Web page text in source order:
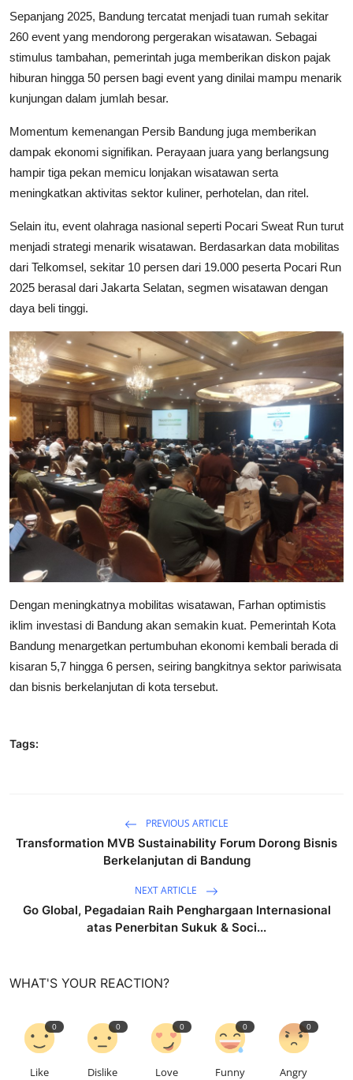
Sepanjang 2025, Bandung tercatat menjadi tuan rumah sekitar
260 event yang mendorong pergerakan wisatawan. Sebagai
stimulus tambahan, pemerintah juga memberikan diskon pajak
hiburan hingga 50 persen bagi event yang dinilai mampu menarik
kunjungan dalam jumlah besar.
Momentum kemenangan Persib Bandung juga memberikan
dampak ekonomi signifikan. Perayaan juara yang berlangsung
hampir tiga pekan memicu lonjakan wisatawan serta
meningkatkan aktivitas sektor kuliner, perhotelan, dan ritel.
Selain itu, event olahraga nasional seperti Pocari Sweat Run turut
menjadi strategi menarik wisatawan. Berdasarkan data mobilitas
dari Telkomsel, sekitar 10 persen dari 19.000 peserta Pocari Run
2025 berasal dari Jakarta Selatan, segmen wisatawan dengan
daya beli tinggi.
Dengan meningkatnya mobilitas wisatawan, Farhan optimistis
iklim investasi di Bandung akan semakin kuat. Pemerintah Kota
Bandung menargetkan pertumbuhan ekonomi kembali berada di
kisaran 5,7 hingga 6 persen, seiring bangkitnya sektor pariwisata
dan bisnis berkelanjutan di kota tersebut.
Tags:
PREVIOUS ARTICLE
Transformation MVB Sustainability Forum Dorong Bisnis
Berkelanjutan di Bandung
NEXT ARTICLE
Go Global, Pegadaian Raih Penghargaan Internasional
atas Penerbitan Sukuk & Soci...
WHAT'S YOUR REACTION?
0
Like
0
Dislike
0
Love
0
Funny
0
Angry